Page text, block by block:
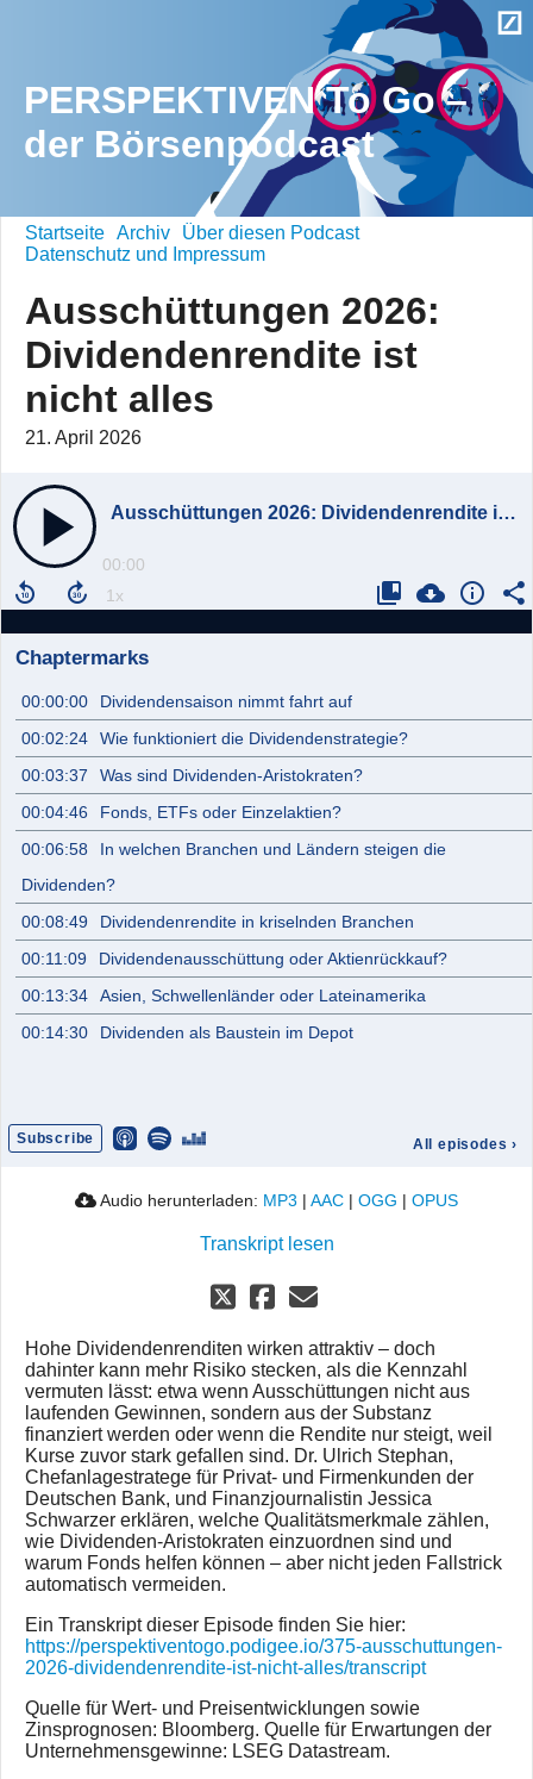
PERSPEKTIVEN To Go –
der Börsenpodcast
Startseite Archiv
Über diesen Podcast
Datenschutz und Impressum
Ausschüttungen 2026:
Dividendenrendite ist
nicht alles
21. April 2026
Ausschüttungen 2026: Dividendenrendite ist nicht alles
00:00
Chaptermarks
00:00:00
Dividendensaison nimmt fahrt auf
00:02:24
Wie funktioniert die Dividendenstrategie?
00:03:37
Was sind Dividenden-Aristokraten?
00:04:46
Fonds, ETFs oder Einzelaktien?
00:06:58
In welchen Branchen und Ländern steigen die
Dividenden?
00:08:49
Dividendenrendite in kriselnden Branchen
00:11:09
Dividendenausschüttung oder Aktienrückkauf?
00:13:34
Asien, Schwellenländer oder Lateinamerika
00:14:30
Dividenden als Baustein im Depot
Subscribe All episodes ›
Audio herunterladen: MP3 | AAC | OGG | OPUS
Transkript lesen
Hohe Dividendenrenditen wirken attraktiv – doch
dahinter kann mehr Risiko stecken, als die Kennzahl
vermuten lässt: etwa wenn Ausschüttungen nicht aus
laufenden Gewinnen, sondern aus der Substanz
finanziert werden oder wenn die Rendite nur steigt, weil
Kurse zuvor stark gefallen sind. Dr. Ulrich Stephan,
Chefanlagestratege für Privat- und Firmenkunden der
Deutschen Bank, und Finanzjournalistin Jessica
Schwarzer erklären, welche Qualitätsmerkmale zählen,
wie Dividenden-Aristokraten einzuordnen sind und
warum Fonds helfen können – aber nicht jeden Fallstrick
automatisch vermeiden.
Ein Transkript dieser Episode finden Sie hier:
https://perspektiventogo.podigee.io/375-ausschuttungen-
2026-dividendenrendite-ist-nicht-alles/transcript
Quelle für Wert- und Preisentwicklungen sowie
Zinsprognosen: Bloomberg. Quelle für Erwartungen der
Unternehmensgewinne: LSEG Datastream.